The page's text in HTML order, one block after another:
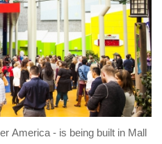
America - is being built in Mall